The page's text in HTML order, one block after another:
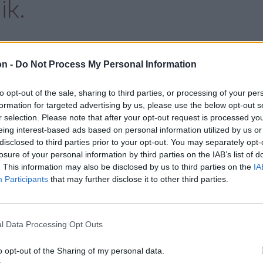
- Do Not Process My Personal Information
opt-out of the sale, sharing to third parties, or processing of your
for targeted advertising by us, please use the below opt-out
selection. Please note that after your opt-out request is processed
interest-based ads based on personal information utilized by us
to third parties prior to your opt-out. You may separately
of your personal information by third parties on the IAB’s list of
This information may also be disclosed by us to third parties on the
Participants that may further disclose it to other third parties.
Data Processing Opt Outs
opt-out of the Sharing of my personal data.
marásával és újraaszfaltozásával
kerékpársáv és parkolóhely
nem változik, mivel az egyik
fasort ne kelljen kivágni. Ugyanakkor
ami bizonyos részeken a parkolóhelyek